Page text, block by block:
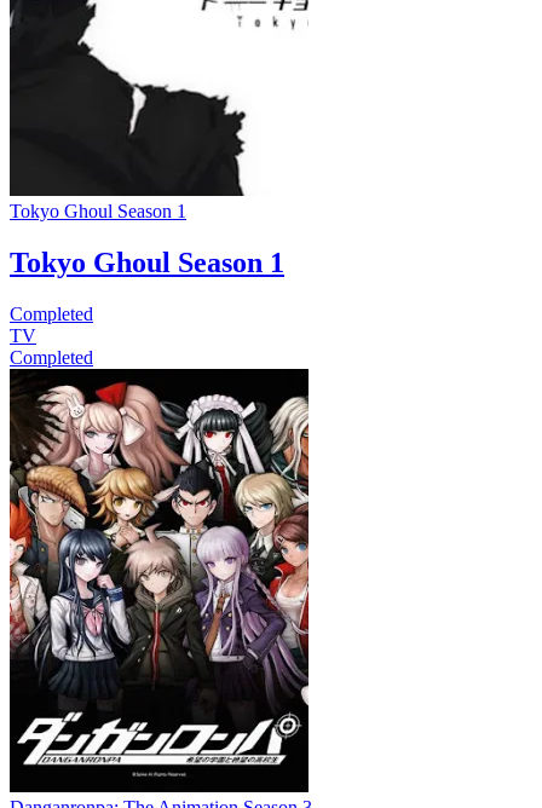
Tokyo Ghoul Season 1
Tokyo Ghoul Season 1
Completed
TV
Completed